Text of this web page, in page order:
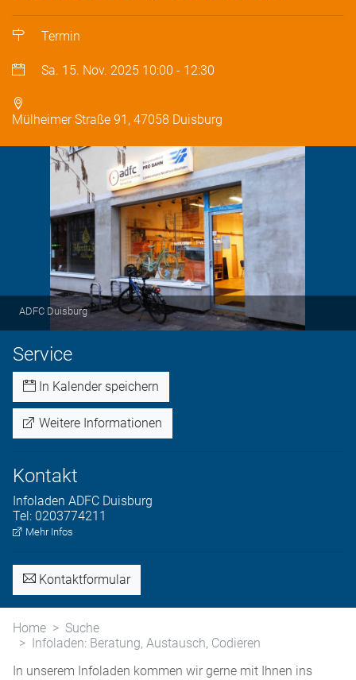
Termin
Sa. 15. Nov. 2025 10:00 - 12:30
Mülheimer Straße 91, 47058 Duisburg
ADFC Duisburg
Service
In Kalender speichern
Weitere Informationen
Kontakt
Infoladen ADFC Duisburg
Tel: 0203774211
Mehr Infos
Kontaktformular
Home
Suche
Infoladen: Beratung, Austausch, Codieren
In unserem Infoladen kommen wir gerne mit Ihnen ins